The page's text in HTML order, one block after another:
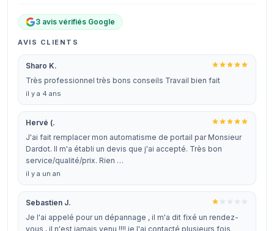
3 avis vérifiés Google
AVIS CLIENTS
Sharo K.
Très professionnel très bons conseils Travail bien fait
il y a 4 ans
Hervé (.
J'ai fait remplacer mon automatisme de portail par Monsieur
Dardot. Il m'a établi un devis que j'ai accepté. Très bon
service/qualité/prix. Rien …
il y a un an
Sebastien J.
Je l'ai appelé pour un dépannage , il m'a dit fixé un rendez-
vous , il n'est jamais venu !!!! je l'ai contacté plusieurs fois